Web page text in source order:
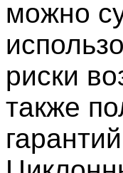
можно
риски
также